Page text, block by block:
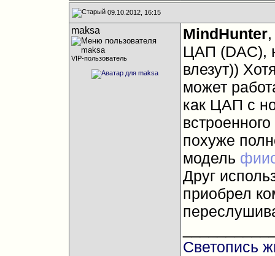
09.10.2012, 16:15
maksa
VIP-пользователь
MindHunter,
ЦАП (DAC),
влезут))
может
как ЦАП с
похуже
модель
Друг
приобрел
Светопись